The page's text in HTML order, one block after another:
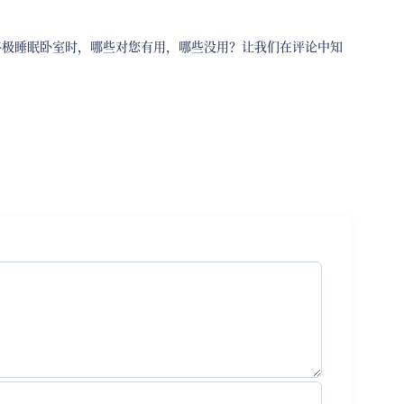
睡眠卧室时，哪些对您有用，哪些没用？让我们在评论中知